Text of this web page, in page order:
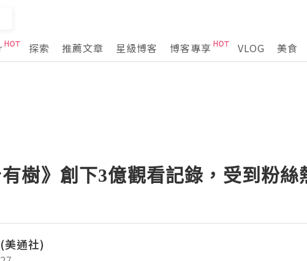
探索 推薦文章 星級博客 博客專享 VLOG 美食
樹》創下3億觀看記錄，受到粉絲
通社)